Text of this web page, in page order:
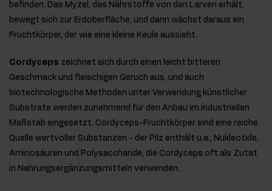
befinden. Das Myzel, das Nährstoffe von den Larven erhält,
bewegt sich zur Erdoberfläche, und dann wächst daraus ein
Fruchtkörper, der wie eine kleine Keule aussieht.
Cordyceps zeichnet sich durch einen leicht bitteren
Geschmack und fleischigen Geruch aus, und auch
biotechnologische Methoden unter Verwendung künstlicher
Substrate werden zunehmend für den Anbau im industriellen
Maßstab eingesetzt. Cordyceps-Fruchtkörper sind eine reiche
Quelle wertvoller Substanzen - der Pilz enthält u.a., Nukleotide,
Aminosäuren und Polysaccharide, die Cordyceps oft als Zutat
in Nahrungsergänzungsmitteln verwenden.